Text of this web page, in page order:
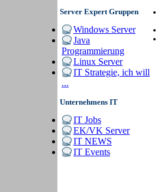
Server Expert Gruppen
Windows Server
Java
Programmierung
Linux Server
IT Strategie, ich will
...
Unternehmens IT
IT Jobs
EK/VK Server
IT NEWS
IT Events